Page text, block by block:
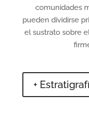
comunidades
pueden dividirse
el sustrato sobre
+